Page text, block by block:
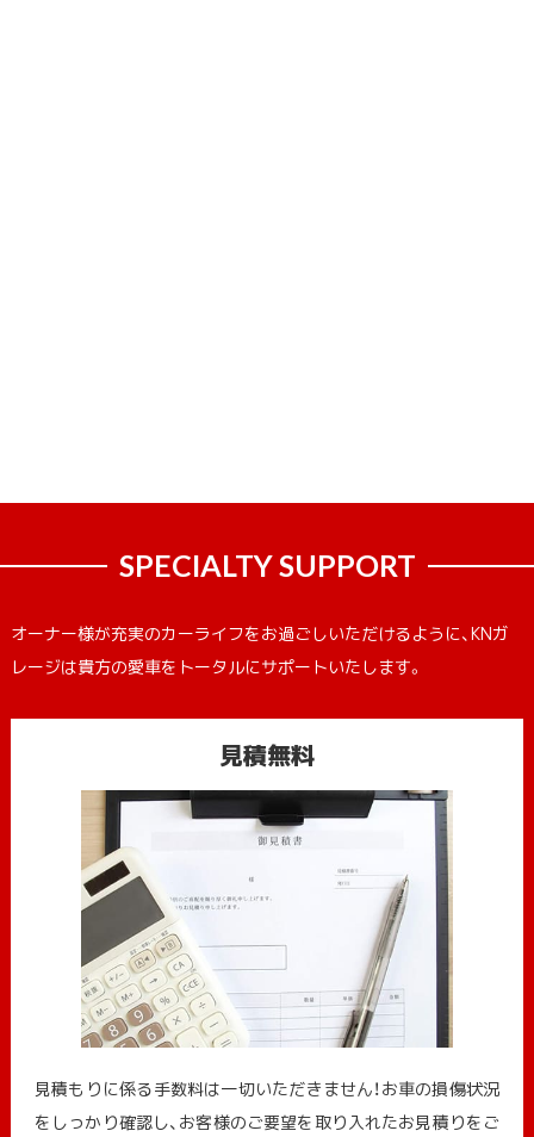
SPECIALTY SUPPORT
オーナー様が充実のカーライフをお過ごしいただけるように、KNガ
レージは貴方の愛車をトータルにサポートいたします。
見積無料
見積もりに係る手数料は一切いただきません！お車の損傷状況
をしっかり確認し、お客様のご要望を取り入れたお見積りをご